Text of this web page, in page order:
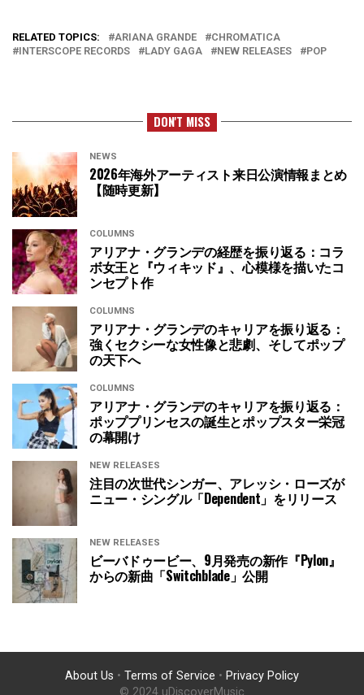
RELATED TOPICS: ARIANA GRANDE
CHROMATICA
INTERSCOPE RECORDS
LADY GAGA NEW RELEASES POP
DON'T MISS
NEWS
2026年海外アーティスト来日公演情報まとめ
【随時更新】
COLUMNS
アリアナ・グランデの経歴を振り返る：コラ
ボ女王と『ウィキッド』、心模様を描いたコ
ンセプト作
COLUMNS
アリアナ・グランデのキャリアを振り返る：
強くセクシーな女性像と悲劇、そしてポップ
の天下へ
COLUMNS
アリアナ・グランデのキャリアを振り返る：
ポッププリンセスの誕生とポップスター栄冠
の幕開け
NEW RELEASES
注目の次世代シンガー、アレッシ・ローズが
ニュー・シングル「Dependent」をリリース
NEW RELEASES
ビーバドゥービー、9月発売の新作『Pylon』
からの新曲「Switchblade」公開
About Us • Terms of Service • Privacy Policy
© 2024 uDiscoverMusic